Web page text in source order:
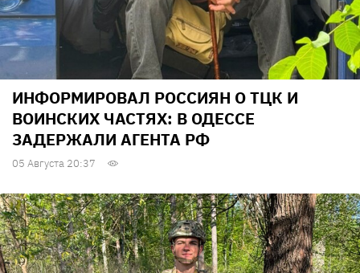
ИНФОРМИРОВАЛ РОССИЯН О ТЦК И
ВОИНСКИХ ЧАСТЯХ: В ОДЕССЕ
ЗАДЕРЖАЛИ АГЕНТА РФ
05 Августа 20:37